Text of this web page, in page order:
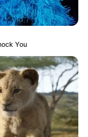
7 avqust
etibarən...
-
You